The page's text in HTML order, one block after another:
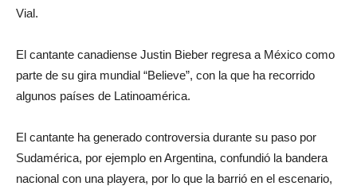
Vial.
El cantante canadiense Justin Bieber regresa a México como
parte de su gira mundial “Believe”, con la que ha recorrido
algunos países de Latinoamérica.
El cantante ha generado controversia durante su paso por
Sudamérica, por ejemplo en Argentina, confundió la bandera
nacional con una playera, por lo que la barrió en el escenario,